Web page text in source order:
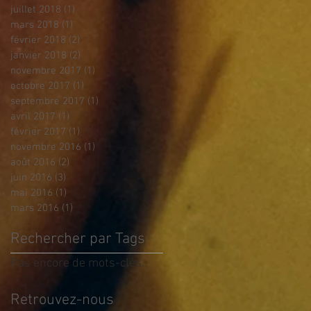
juillet 2018 (1)
mars 2018 (1)
février 2018 (2)
janvier 2018 (2)
novembre 2017 (1)
octobre 2017 (1)
septembre 2017 (1)
avril 2017 (1)
février 2017 (1)
novembre 2016 (1)
août 2016 (2)
juin 2016 (3)
mai 2016 (1)
mars 2016 (1)
Rechercher par Tags
Pas encore de mots-clés.
Retrouvez-nous